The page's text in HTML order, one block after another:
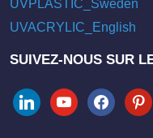
UVPLASTIC_Sweden
UVACRYLIC_English
SUIVEZ-NOUS SUR
linkedinyoutubefacebook